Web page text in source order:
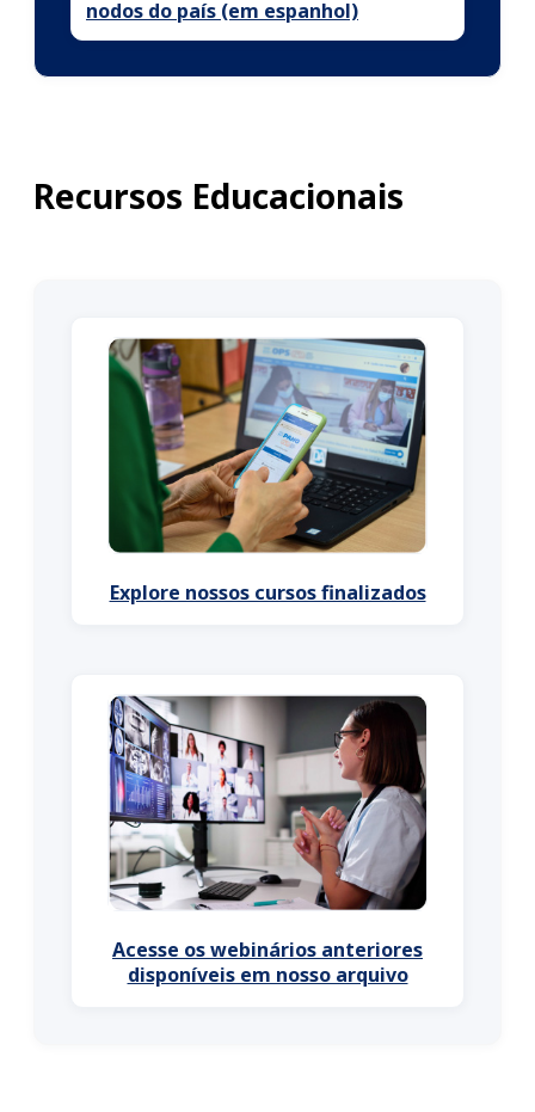
nodos do país (em espanhol)
Recursos Educacionais
Explore nossos cursos finalizados
Acesse os webinários anteriores
disponíveis em nosso arquivo